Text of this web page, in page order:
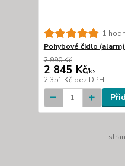
1
Pohybové čidlo
2 990 Kč
2 845 Kč/ks
2 351 Kč bez DPH